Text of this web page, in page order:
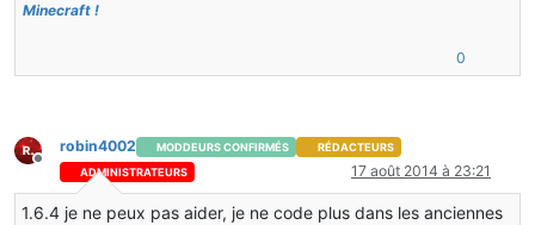
Minecraft !
0
Hors-ligne
robin4002 MODDEURS CONFIRMÉS
RÉDACTEURS
ADMINISTRATEURS
17 août 2014 à 23:21
1.6.4 je ne peux pas aider, je ne code plus dans les anciennes